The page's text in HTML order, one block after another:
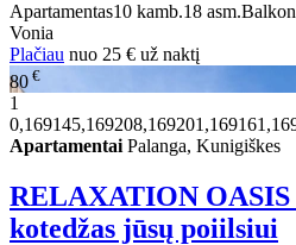
Apartamentas10 kamb.18 asm.
Vonia
Plačiau nuo 25 € už naktį
80 €
1
Apartamentai Palanga, Kunigiškes
RELAXATION OASIS
kotedžas jūsų poiilsiui